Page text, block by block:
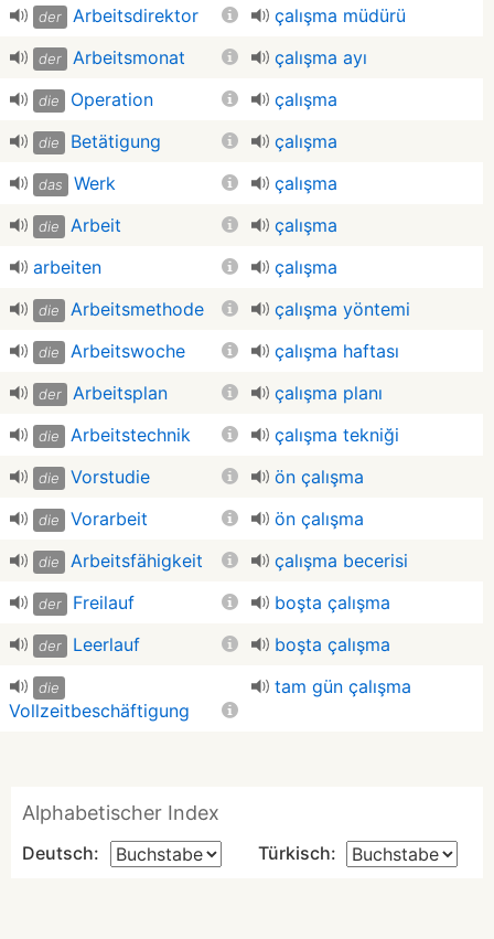
der Arbeitsdirektor çalışma müdürü
der Arbeitsmonat çalışma ayı
die Operation çalışma
die Betätigung çalışma
das Werk çalışma
die Arbeit
çalışma
arbeiten
çalışma
die Arbeitsmethode çalışma yöntemi
die Arbeitswoche çalışma haftası
der Arbeitsplan çalışma planı
die Arbeitstechnik çalışma tekniği
die Vorstudie ön çalışma
die Vorarbeit ön çalışma
die Arbeitsfähigkeit çalışma becerisi
der Freilauf boşta çalışma
der Leerlauf boşta çalışma
die
Vollzeitbeschäftigung
tam gün çalışma
Alphabetischer Index
Deutsch: Türkisch: